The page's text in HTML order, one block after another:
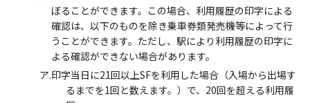
ぼることができます。この場合、利用履歴の印字による
確認は、以下のものを除き乗車券類発売機等によって行
うことができます。ただし、駅により利用履歴の印字に
よる確認ができない場合があります。
ア.印字当日に21回以上SFを利用した場合（入場から出場す
るまでを1回と数えます。）で、20回を超える利用履